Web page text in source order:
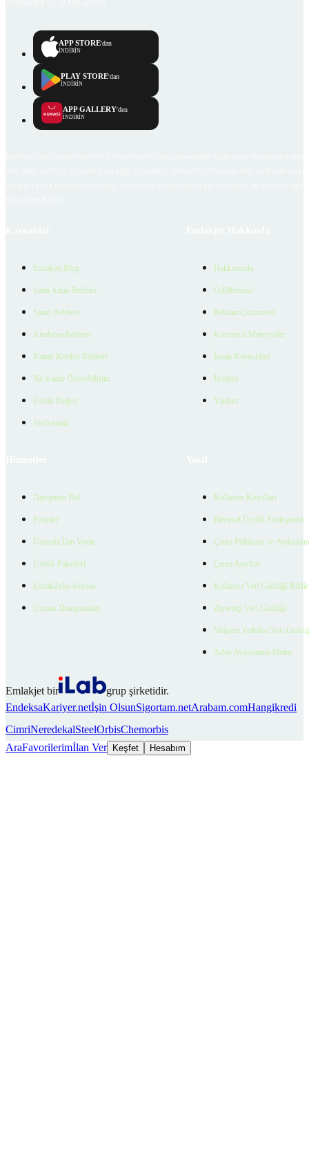
APP STORE'dan
İNDİRİN
PLAY STORE'dan
İNDİRİN
APP GALLERY'den
İNDİRİN
Emlakjet Blog
Satın Alma Rehberi
Satıcı Rehberi
Kiralama Rehberi
Konut Kredisi Rehberi
Ne Kadar Ödeyebilirim
Emlak Değeri
Verilerimiz
Hakkımızda
Ödüllerimiz
Reklam Çözümleri
Kurumsal Materyaller
İnsan Kaynakları
İletişim
Yardım
Danışman Bul
Projeler
Ücretsiz İlan Verin
Üyelik Paketleri
EmlakZeka Asistan
Uzman Danışmanlar
Kullanım Koşulları
Bireysel Üyelik Sözleşmesi
Çerez Politikası ve
Çerez Ayarları
Kullanıcı Veri Gizliliği
Ziyaretçi Veri Gizliliği
Müşteri Yetkilisi Veri
Aday Aydınlatma Metni
Emlakjet bir
grup şirketidir.
EndeksaKariyer.netİşin OlsunSigortam.netArabam.comHangikredi
CimriNeredekalSteelOrbisChemorbis
AraFavorilerimİlan Ver Keşfet Hesabım